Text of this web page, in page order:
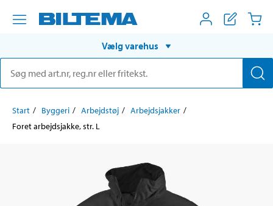
Vælg varehus
Start Byggeri Arbejdstøj
Arbejdsjakker
Foret arbejdsjakke, str. L